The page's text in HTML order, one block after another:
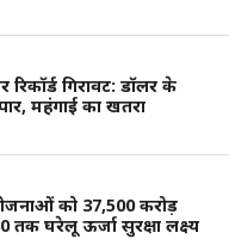
रिकॉर्ड गिरावट: डॉलर के
महंगाई का खतरा
को 37,500 करोड़
तक घरेलू ऊर्जा सुरक्षा लक्ष्य